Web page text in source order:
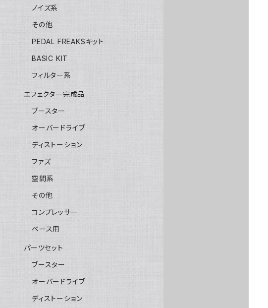
ノイズ系
その他
PEDAL FREAKSキット
BASIC KIT
フィルター系
エフェクター完成品
ブースター
オーバードライブ
ディストーション
ファズ
空間系
その他
コンプレッサー
ベース用
パーツセット
ブースター
オーバードライブ
ディストーション